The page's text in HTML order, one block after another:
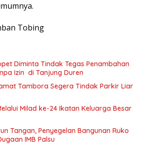
Tobing
Diminta Tindak Tegas Penambahan
Izin di Tanjung Duren
Tambora Segera Tindak Parkir Liar
Milad ke-24 Ikatan Keluarga Besar
Tangan, Penyegelan Bangunan Ruko
IMB Palsu